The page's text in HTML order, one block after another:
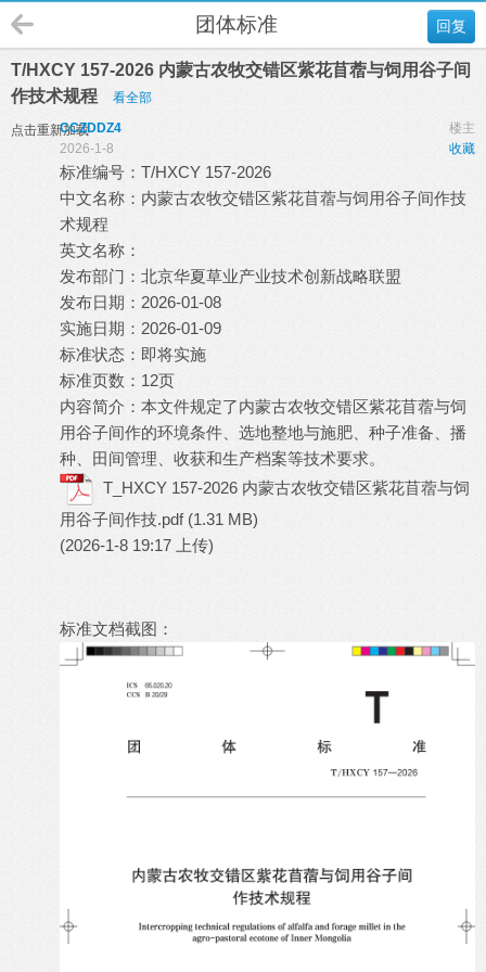
回复
团体标准
T/HXCY 157-2026 内蒙古农牧交错区紫花苜蓿与饲用谷子间
作技术规程
看全部
点击重新加载 楼主
CCZDDZ4
收藏
2026-1-8
标准编号：T/HXCY 157-2026
中文名称：内蒙古农牧交错区紫花苜蓿与饲用谷子间作技
术规程
英文名称：
发布部门：北京华夏草业产业技术创新战略联盟
发布日期：2026-01-08
实施日期：2026-01-09
标准状态：即将实施
标准页数：12页
内容简介：本文件规定了内蒙古农牧交错区紫花苜蓿与饲
用谷子间作的环境条件、选地整地与施肥、种子准备、播
种、田间管理、收获和生产档案等技术要求。
T_HXCY 157-2026 内蒙古农牧交错区紫花苜蓿与饲
用谷子间作技.pdf (1.31 MB)
(2026-1-8 19:17 上传)
标准文档截图：